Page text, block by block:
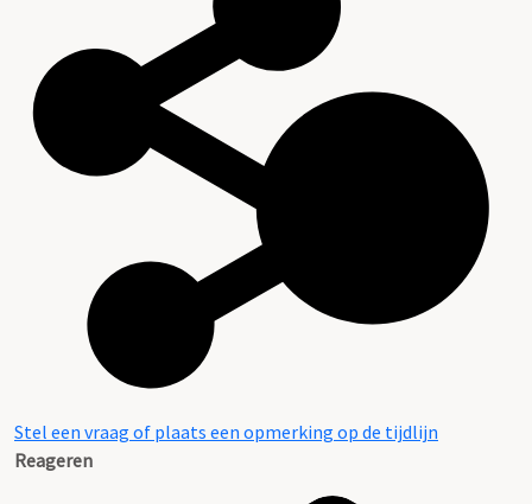
Stel een vraag of plaats een opmerking op de tijdlijn
Reageren